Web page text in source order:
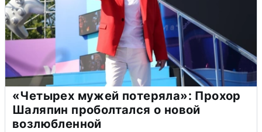
«Четырех мужей потеряла»: Прохор
Шаляпин проболтался о новой
возлюбленной